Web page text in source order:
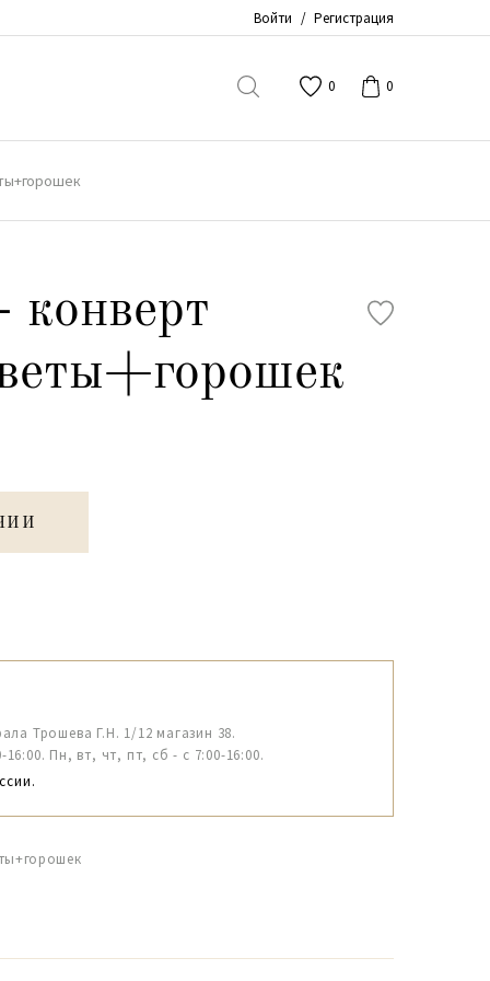
Войти / Регистрация
0 0
конверт
Трошева Г.Н. 1/12 магазин 38.
16:00. Пн, вт, чт, пт, сб - с 7:00-16:00.